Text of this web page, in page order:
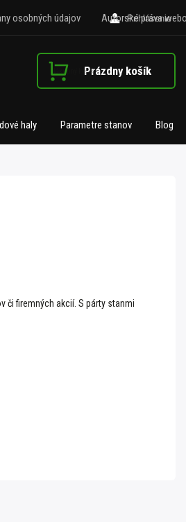
osobných údajov Autorské práva
Prihlásenie
Nákupný košíkPrázdny košík
haly Parametre stanov Blog
či firemných akcií. S párty stanmi